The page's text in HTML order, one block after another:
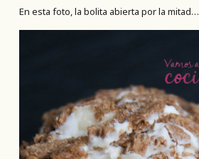
En esta foto, la bolita abierta por la mitad…